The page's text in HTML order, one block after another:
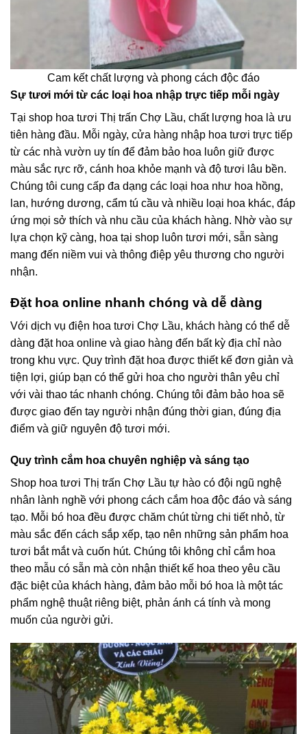
Cam kết chất lượng và phong cách độc đáo
Sự tươi mới từ các loại hoa nhập trực tiếp mỗi ngày
Tại shop hoa tươi Thị trấn Chợ Lầu, chất lượng hoa là ưu
tiên hàng đầu. Mỗi ngày, cửa hàng nhập hoa tươi trực tiếp
từ các nhà vườn uy tín để đảm bảo hoa luôn giữ được
màu sắc rực rỡ, cánh hoa khỏe mạnh và độ tươi lâu bền.
Chúng tôi cung cấp đa dạng các loại hoa như hoa hồng,
lan, hướng dương, cẩm tú cầu và nhiều loại hoa khác, đáp
ứng mọi sở thích và nhu cầu của khách hàng. Nhờ vào sự
lựa chọn kỹ càng, hoa tại shop luôn tươi mới, sẵn sàng
mang đến niềm vui và thông điệp yêu thương cho người
nhận.
Đặt hoa online nhanh chóng và dễ dàng
Với dịch vụ điện hoa tươi Chợ Lầu, khách hàng có thể dễ
dàng đặt hoa online và giao hàng đến bất kỳ địa chỉ nào
trong khu vực. Quy trình đặt hoa được thiết kế đơn giản và
tiện lợi, giúp bạn có thể gửi hoa cho người thân yêu chỉ
với vài thao tác nhanh chóng. Chúng tôi đảm bảo hoa sẽ
được giao đến tay người nhận đúng thời gian, đúng địa
điểm và giữ nguyên độ tươi mới.
Quy trình cắm hoa chuyên nghiệp và sáng tạo
Shop hoa tươi Thị trấn Chợ Lầu tự hào có đội ngũ nghệ
nhân lành nghề với phong cách cắm hoa độc đáo và sáng
tạo. Mỗi bó hoa đều được chăm chút từng chi tiết nhỏ, từ
màu sắc đến cách sắp xếp, tạo nên những sản phẩm hoa
tươi bắt mắt và cuốn hút. Chúng tôi không chỉ cắm hoa
theo mẫu có sẵn mà còn nhận thiết kế hoa theo yêu cầu
đặc biệt của khách hàng, đảm bảo mỗi bó hoa là một tác
phẩm nghệ thuật riêng biệt, phản ánh cá tính và mong
muốn của người gửi.